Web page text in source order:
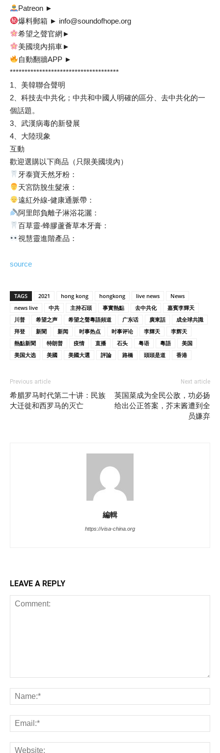
Patreon ►
爆料郵箱 ► info@soundofhope.org
希望之聲官網►
美國境內捐車►
自動翻牆APP ►
*************************************
1、美韓聯合聲明
2、科技去中共化；中共和中國人明確的區分、去中共化的一
個話題。
3、武漢病毒的新發展
4、大陸現象
互動
歡迎選購以下商品（只限美國境內）
牙泰寶天然牙粉：
天宮防脫生髮液：
遠紅外線-健康通脈帶：
阿里郎負離子淋浴花灑：
百草靈-蜂膠蘆薈草本牙膏：
視慧靈進階產品：
source
TAGS 2021 hong kong hongkong live news
News
news live
中共 主持石頭 事實熱點 去中共化
嘉賓李輝天
川普
希望之声 希望之聲粵語頻道 广东话 廣東話
成全球共識
拜登
新聞 新闻 时事热点 时事评论 李輝天
李辉天
熱點新聞
特朗普 疫情 直播 石头 粤语 粵語
美国
美国大选
美國 美國大選 評論 路橋 頭頭是道 香港
Previous article
希腊罗马时代第二十讲：民族
大迁徙和西罗马的灭亡
Next article
英国菜成为全民公敌，功必扬
给出公正答案，芥末酱遭到全
员嫌弃
編輯
https://visa-china.org
LEAVE A REPLY